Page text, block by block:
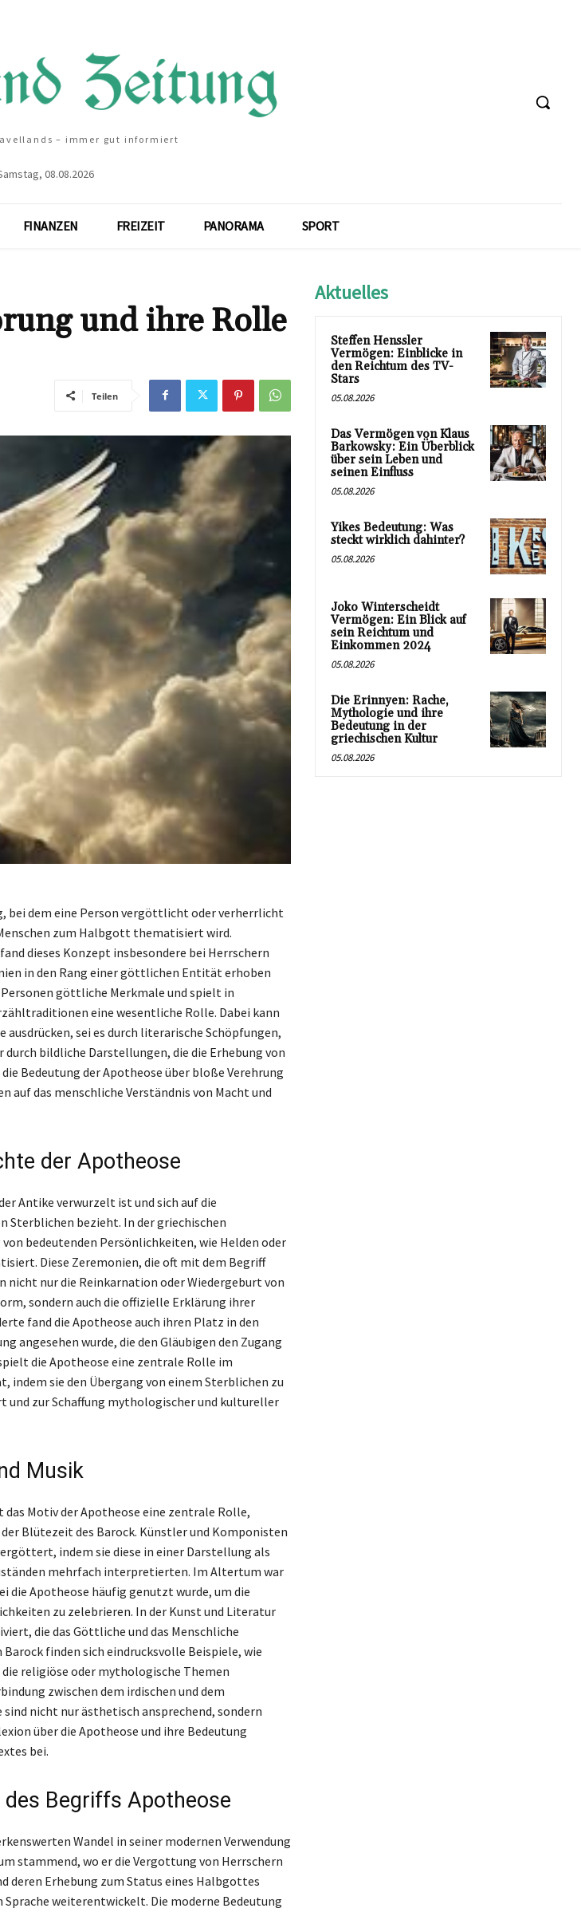
– immer gut informiert
08.08.2026
FINANZEN FREIZEIT PANORAMA SPORT
und ihre Rolle
Teilen
bei dem eine Person vergöttlicht oder verherrlicht
zum Halbgott thematisiert wird.
dieses Konzept insbesondere bei Herrschern
in den Rang einer göttlichen Entität erhoben
göttliche Merkmale und spielt in
eine wesentliche Rolle. Dabei kann
ausdrücken, sei es durch literarische Schöpfungen,
bildliche Darstellungen, die die Erhebung von
Bedeutung der Apotheose über bloße Verehrung
auf das menschliche Verständnis von Macht und
der Apotheose
Antike verwurzelt ist und sich auf die
Sterblichen bezieht. In der griechischen
bedeutenden Persönlichkeiten, wie Helden oder
Diese Zeremonien, die oft mit dem Begriff
nicht nur die Reinkarnation oder Wiedergeburt von
sondern auch die offizielle Erklärung ihrer
fand die Apotheose auch ihren Platz in den
angesehen wurde, die den Gläubigen den Zugang
die Apotheose eine zentrale Rolle im
indem sie den Übergang von einem Sterblichen zu
zur Schaffung mythologischer und kultureller
Musik
Motiv der Apotheose eine zentrale Rolle,
Blütezeit des Barock. Künstler und Komponisten
indem sie diese in einer Darstellung als
mehrfach interpretierten. Im Altertum war
die Apotheose häufig genutzt wurde, um die
zu zelebrieren. In der Kunst und Literatur
die das Göttliche und das Menschliche
finden sich eindrucksvolle Beispiele, wie
religiöse oder mythologische Themen
zwischen dem irdischen und dem
sind nicht nur ästhetisch ansprechend, sondern
über die Apotheose und ihre Bedeutung
bei.
Begriffs Apotheose
Wandel in seiner modernen Verwendung
stammend, wo er die Vergottung von Herrschern
deren Erhebung zum Status eines Halbgottes
weiterentwickelt. Die moderne Bedeutung
Aktuelles
Steffen Henssler
Vermögen: Einblicke in
den Reichtum des TV-
Stars
05.08.2026
Das Vermögen von Klaus
Barkowsky: Ein Überblick
über sein Leben und
seinen Einfluss
05.08.2026
Yikes Bedeutung: Was
steckt wirklich dahinter?
05.08.2026
Joko Winterscheidt
Vermögen: Ein Blick auf
sein Reichtum und
Einkommen 2024
05.08.2026
Die Erinnyen: Rache,
Mythologie und ihre
Bedeutung in der
griechischen Kultur
05.08.2026